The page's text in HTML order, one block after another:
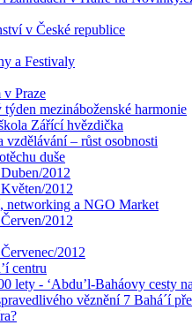
v České republice
a Festivaly
v Praze
mezináboženské harmonie
Zářící hvězdička
vzdělávání – růst osobnosti
duše
2012
2012
networking a NGO Market
2012
2012
centru
lety - ‘Abdu’l-Baháovy cesty
věznění 7 Bahá´í